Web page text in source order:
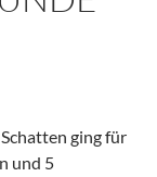
ging für
und 5